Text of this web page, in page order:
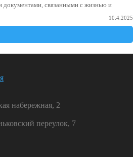
документами, связанными с жизнью и
10.4.2025
набережная, 2
переулок, 7